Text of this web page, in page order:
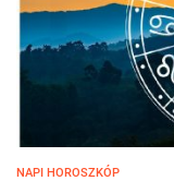
NAPI HOROSZKÓP